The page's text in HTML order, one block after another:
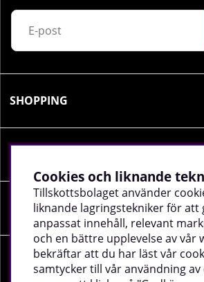
SHOPPING
SOCIALA MEDIER
FÖRETAGSUPPGIFTER
Cookies och liknande
Tillskottsbolaget använder
liknande lagringstekniker för att
anpassat innehåll, relevant
och en bättre upplevelse av vår
bekräftar att du har läst vår
samtycker till vår användning av